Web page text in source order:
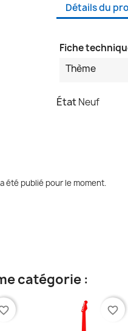
Détails du
Fiche
Thème
ÉtatNeuf
été publié pour le moment.
catégorie :
favorite_border